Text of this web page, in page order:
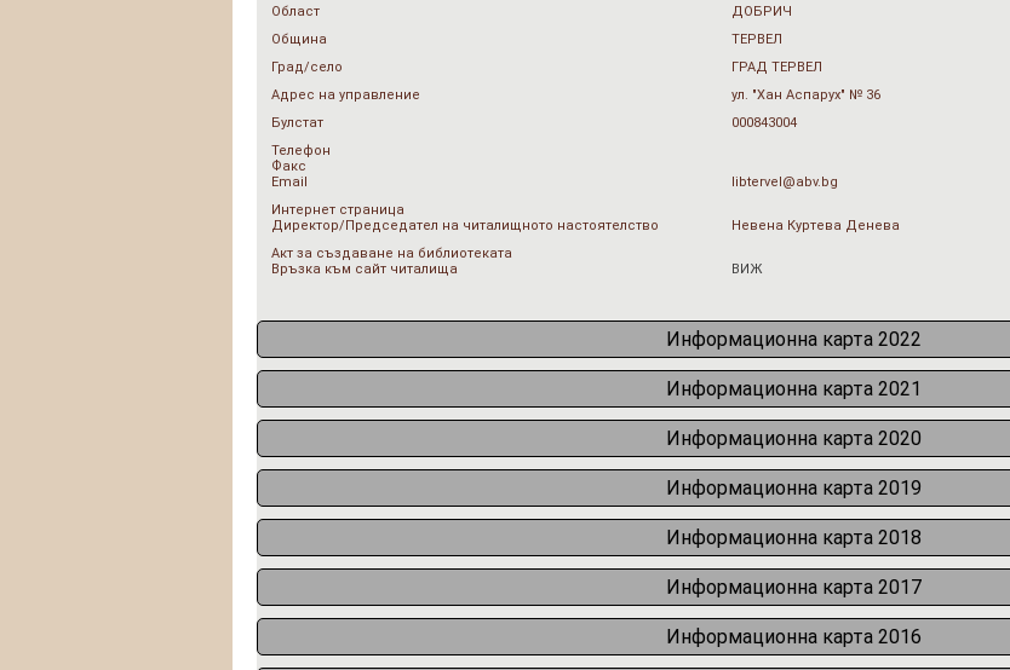
Област
ДОБРИЧ
Община
ТЕРВЕЛ
Град/село
ГРАД ТЕРВЕЛ
Адрес на управление
ул. "Хан Аспарух" № 36
Булстат
000843004
Телефон
Факс
Email
libtervel@abv.bg
Интернет страница
Директор/Председател на читалищното настоятелство
Невена Куртева Денева
Акт за създаване на библиотеката
Връзка към сайт читалища
ВИЖ
Информационна карта 2022
Информационна карта 2021
Информационна карта 2020
Информационна карта 2019
Информационна карта 2018
Информационна карта 2017
Информационна карта 2016